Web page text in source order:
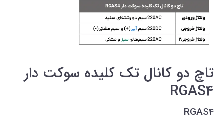
تاچ دو کانال تک کلیده سوکت دار
RGAS4
RGAS4